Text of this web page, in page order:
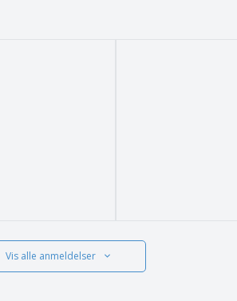
Vis alle anmeldelser